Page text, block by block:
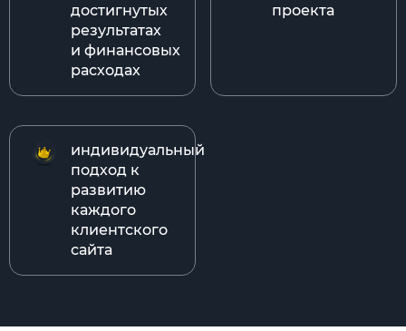
достигнутых
результатах
и финансовых
расходах
проекта
индивидуальный
подход к
развитию
каждого
клиентского
сайта